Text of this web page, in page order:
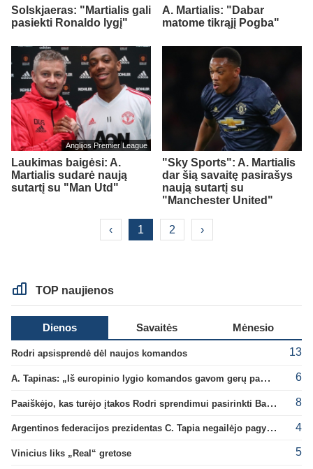
Solskjaeras: "Martialis gali
pasiekti Ronaldo lygį"
A. Martialis: "Dabar
matome tikrąjį Pogba"
Anglijos Premier League
Laukimas baigėsi: A.
Martialis sudarė naują
sutartį su "Man Utd"
"Sky Sports": A. Martialis
dar šią savaitę pasirašys
naują sutartį su
"Manchester United"
‹ 1 2 ›
TOP naujienos
Dienos Savaitės Mėnesio
Rodri apsisprendė dėl naujos komandos 13
A. Tapinas: „Iš europinio lygio komandos gavom gerų pamokų“ 6
Paaiškėjo, kas turėjo įtakos Rodri sprendimui pasirinkti Barselonos pusę 8
Argentinos federacijos prezidentas C. Tapia negailėjo pagyrų G. Infantino 4
Vinicius liks „Real“ gretose 5